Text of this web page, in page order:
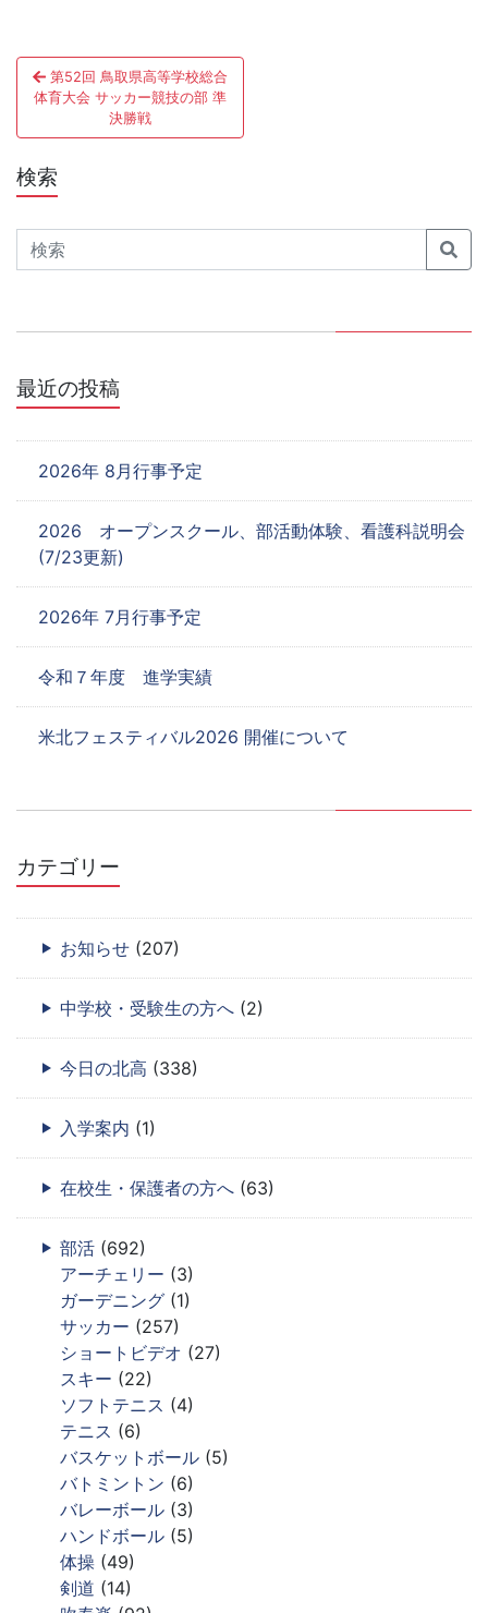
投
稿
ナ
ビ
ゲ
ー
ョ
ン
第52回 鳥取県高等学校総合
体育大会 サッカー競技の部 準
決勝戦
検索
Search
最近の投稿
2026年 8月行事予定
2026 オープンスクール、部活動体験、看護科説明会
(7/23更新)
2026年 7月行事予定
令和７年度 進学実績
米北フェスティバル2026 開催について
カテゴリー
お知らせ (207)
中学校・受験生の方へ (2)
今日の北高 (338)
入学案内 (1)
在校生・保護者の方へ (63)
部活 (692)
アーチェリー (3)
ガーデニング (1)
サッカー (257)
ショートビデオ (27)
スキー (22)
ソフトテニス (4)
テニス (6)
バスケットボール (5)
バトミントン (6)
バレーボール (3)
ハンドボール (5)
体操 (49)
剣道 (14)